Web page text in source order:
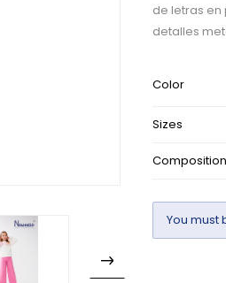
de letras
detalles
Color
Sizes
Composition
You must